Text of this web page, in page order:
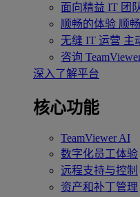
面向精益 IT 团
顺畅的体验 顺
无缝 IT 运营 主
咨询
深入了解平台
核心功能
TeamViewer AI
数字化员工体验
远程支持与控制
资产和补丁管理